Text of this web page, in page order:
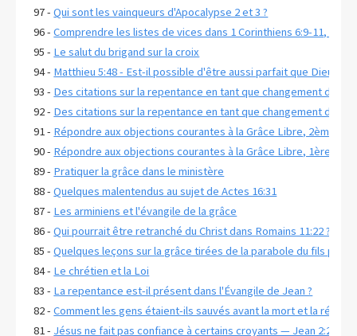
97 -Qui sont les vainqueurs d'Apocalypse 2 et 3 ?
96 -Comprendre les listes de vices dans 1 Corinthiens 6:9-11,
95 - Le salut du brigand sur la croix
94 - Matthieu 5:48 - Est-il possible d'être aussi parfait que Dieu ?
93 - Des citations sur la repentance en tant que changement
92 - Des citations sur la repentance en tant que changement
91 - Répondre aux objections courantes à la Grâce Libre, 2ème
90 - Répondre aux objections courantes à la Grâce Libre, 1ère
89 - Pratiquer la grâce dans le ministère
88 -Quelques malentendus au sujet de Actes 16:31
87 - Les arminiens et l'évangile de la grâce
86 -Qui pourrait être retranché du Christ dans Romains 11:22 ?
85 -Quelques leçons sur la grâce tirées de la parabole du fils
84 - Le chrétien et la Loi
83 - La repentance est-il présent dans l'Évangile de Jean ?
82 -Comment les gens étaient-ils sauvés avant la mort et la
81 - Jésus ne fait pas confiance à certains croyants — Jean 2:23-25